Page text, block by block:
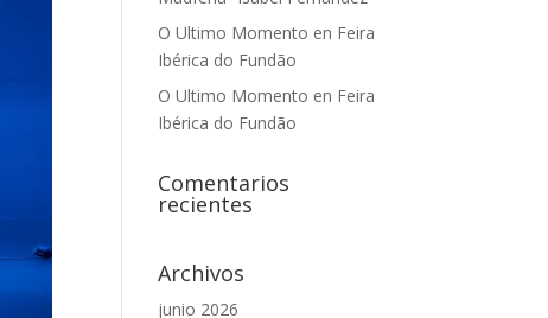
O Ultimo Momento en Feira
Ibérica do Fundão
O Ultimo Momento en Feira
Ibérica do Fundão
Comentarios
recientes
Archivos
junio 2026